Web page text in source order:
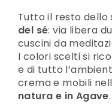
Tutto il resto dello
del sé: via libera
cuscini da
I colori scelti si
e di tutto
crema e mobili
natura e in Agave.